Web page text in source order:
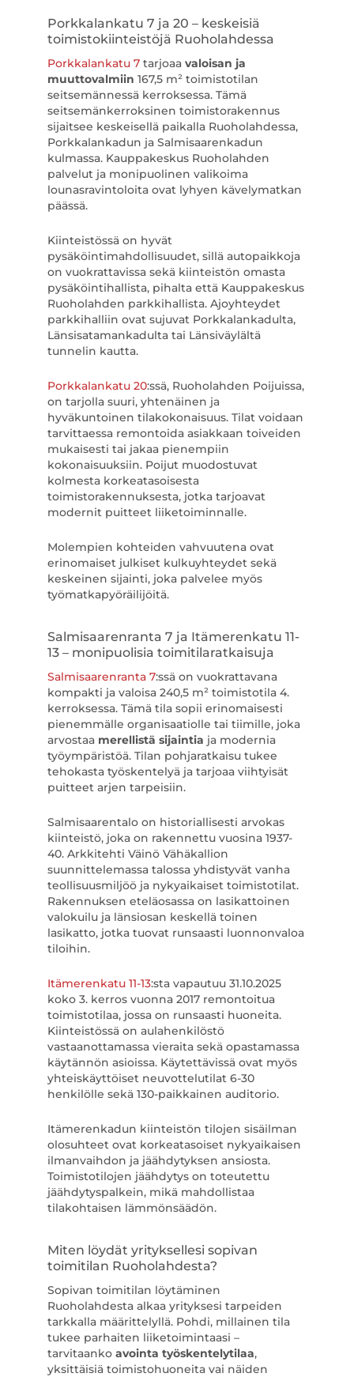
Porkkalankatu 7 ja 20 – keskeisiä
toimistokiinteistöjä Ruoholahdessa
Porkkalankatu 7tarjoaa valoisan ja
muuttovalmiin 167,5 m² toimistotilan
seitsemännessä kerroksessa. Tämä
seitsemänkerroksinen toimistorakennus
sijaitsee keskeisellä paikalla Ruoholahdessa,
Porkkalankadun ja Salmisaarenkadun
kulmassa. Kauppakeskus Ruoholahden
palvelut ja monipuolinen valikoima
lounasravintoloita ovat lyhyen kävelymatkan
päässä.
Kiinteistössä on hyvät
pysäköintimahdollisuudet, sillä autopaikkoja
on vuokrattavissa sekä kiinteistön omasta
pysäköintihallista, pihalta että Kauppakeskus
Ruoholahden parkkihallista. Ajoyhteydet
parkkihalliin ovat sujuvat Porkkalankadulta,
Länsisatamankadulta tai Länsiväylältä
tunnelin kautta.
Porkkalankatu 20:ssä, Ruoholahden Poijuissa,
on tarjolla suuri, yhtenäinen ja
hyväkuntoinen tilakokonaisuus. Tilat voidaan
tarvittaessa remontoida asiakkaan toiveiden
mukaisesti tai jakaa pienempiin
kokonaisuuksiin. Poijut muodostuvat
kolmesta korkeatasoisesta
toimistorakennuksesta, jotka tarjoavat
modernit puitteet liiketoiminnalle.
Molempien kohteiden vahvuutena ovat
erinomaiset julkiset kulkuyhteydet sekä
keskeinen sijainti, joka palvelee myös
työmatkapyöräilijöitä.
Salmisaarenranta 7 ja Itämerenkatu 11-
13 – monipuolisia toimitilaratkaisuja
Salmisaarenranta 7:ssä on vuokrattavana
kompakti ja valoisa 240,5 m² toimistotila 4.
kerroksessa. Tämä tila sopii erinomaisesti
pienemmälle organisaatiolle tai tiimille, joka
arvostaa merellistä sijaintia ja modernia
työympäristöä. Tilan pohjaratkaisu tukee
tehokasta työskentelyä ja tarjoaa viihtyisät
puitteet arjen tarpeisiin.
Salmisaarentalo on historiallisesti arvokas
kiinteistö, joka on rakennettu vuosina 1937-
40. Arkkitehti Väinö Vähäkallion
suunnittelemassa talossa yhdistyvät vanha
teollisuusmiljöö ja nykyaikaiset toimistotilat.
Rakennuksen eteläosassa on lasikattoinen
valokuilu ja länsiosan keskellä toinen
lasikatto, jotka tuovat runsaasti luonnonvaloa
tiloihin.
Itämerenkatu 11-13:sta vapautuu 31.10.2025
koko 3. kerros vuonna 2017 remontoitua
toimistotilaa, jossa on runsaasti huoneita.
Kiinteistössä on aulahenkilöstö
vastaanottamassa vieraita sekä opastamassa
käytännön asioissa. Käytettävissä ovat myös
yhteiskäyttöiset neuvottelutilat 6-30
henkilölle sekä 130-paikkainen auditorio.
Itämerenkadun kiinteistön tilojen sisäilman
olosuhteet ovat korkeatasoiset nykyaikaisen
ilmanvaihdon ja jäähdytyksen ansiosta.
Toimistotilojen jäähdytys on toteutettu
jäähdytyspalkein, mikä mahdollistaa
tilakohtaisen lämmönsäädön.
Miten löydät yrityksellesi sopivan
toimitilan Ruoholahdesta?
Sopivan toimitilan löytäminen
Ruoholahdesta alkaa yrityksesi tarpeiden
tarkkalla määrittelyllä. Pohdi, millainen tila
tukee parhaiten liiketoimintaasi –
tarvitaanko avointa työskentelytilaa,
yksittäisiä toimistohuoneita vai näiden